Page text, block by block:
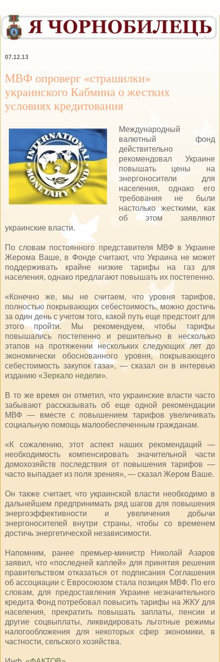
07.12.13
МВФ опроверг «страшилки»
украинского Кабмина о жестких
условиях кредитования
Международный
валютный фонд
действительно
рекомендовал Украине
повышать цены на
энергоносители для
населения, однако его
требования не были
настолько жесткими, как
об этом заявляют
украинские власти.
По словам постоянного представителя МВФ в Украине
Жерома Ваше, в Фонде считают, что Украина не может
поддерживать крайне низкие тарифы на газ для
населения, однако предлагают повышать их постепенно.
«Конечно же, мы не считаем, что уровня тарифов,
полностью покрывающих себестоимость, можно достичь
за один день с учетом того, какой путь еще предстоит для
этого пройти. Мы рекомендуем, чтобы тарифы
повышались постепенно и решительно в несколько
этапов на протяжении нескольких следующих лет до
экономически обоснованного уровня, покрывающего
себестоимость закупок газа», — сказал он в интервью
изданию «Зеркало недели».
В то же время он отметил, что украинские власти часто
забывают рассказывать об еще одной рекомендации
МВФ — вместе с повышением тарифов увеличивать
социальную помощь малообеспеченным гражданам.
«К сожалению, этот аспект наших рекомендаций —
необходимость компенсировать значительной части
домохозяйств последствия от повышения тарифов —
часто выпадает из поля зрения», — сказал Жером Ваше.
Он также считает, что украинской власти необходимо в
дальнейшем предпринимать ряд шагов для повышения
энергоэффективности и увеличения добычи
энергоносителей внутри страны, чтобы со временем
достичь энергетической независимости.
Напомним, ранее премьер-министр Николай Азаров
заявил, что «последней каплей» для принятия решения
правительством отказаться от подписания Соглашения
об ассоциации с Евросоюзом стала позиция МВФ. По его
словам, для предоставления Украине незначительного
кредита Фонд потребовал повысить тарифы на ЖКУ для
населения, прекратить повышать заплаты, пенсии и
другие соцвыплаты, ликвидировать льготные режимы
налогообложения для некоторых сфер экономики, в
частности, сельского хозяйства.